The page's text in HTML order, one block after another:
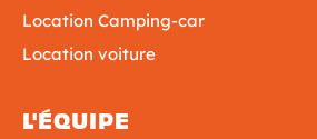
Location Camping-car
Location voiture
L'ÉQUIPE